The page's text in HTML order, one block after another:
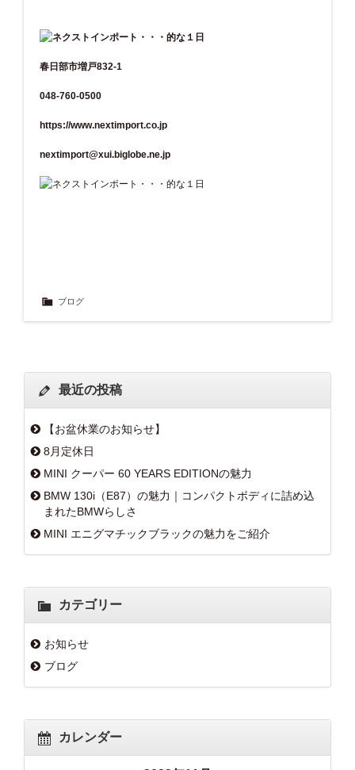
春日部市増戸832-1
048-760-0500
https://www.nextimport.co.jp
nextimport@xui.biglobe.ne.jp
ブログ
最近の投稿
【お盆休業のお知らせ】
8月定休日
MINI クーパー 60 YEARS EDITIONの魅力
BMW 130i（E87）の魅力｜コンパクトボディに詰め込
まれたBMWらしさ
MINI エニグマチックブラックの魅力をご紹介
カテゴリー
お知らせ
ブログ
カレンダー